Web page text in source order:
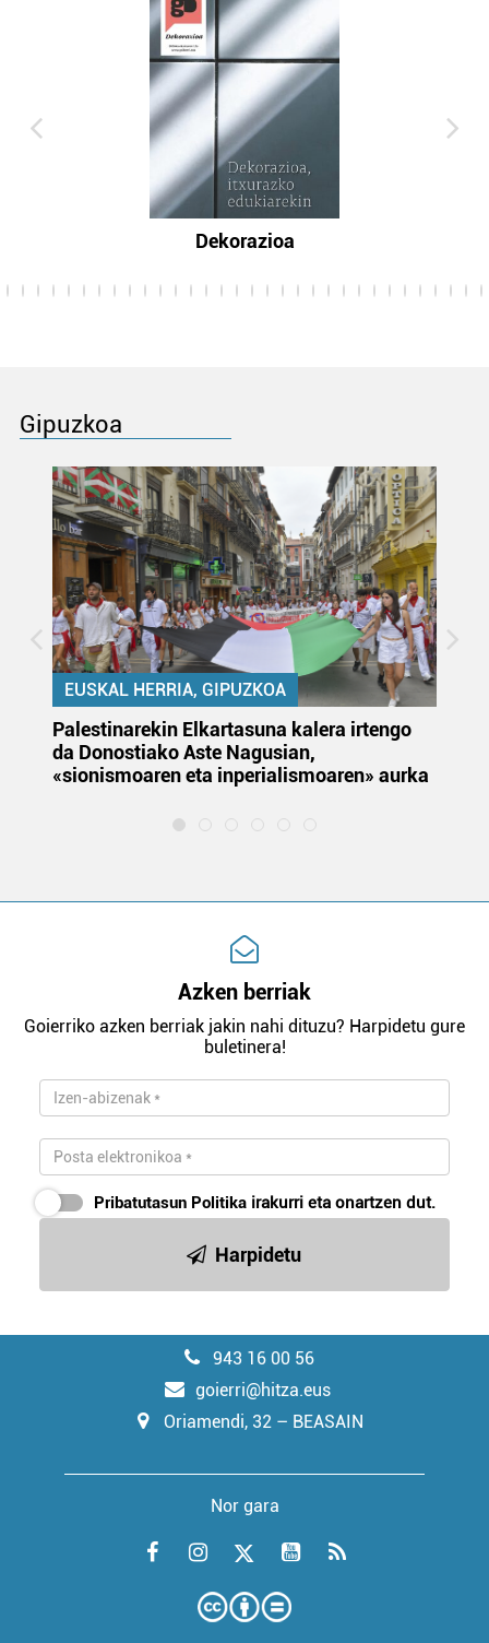
Dekorazioa
Gipuzkoa
EUSKAL HERRIA, GIPUZKOA
Palestinarekin Elkartasuna kalera irtengo
da Donostiako Aste Nagusian,
«sionismoaren eta inperialismoaren» aurka
Azken berriak
Goierriko azken berriak jakin nahi dituzu? Harpidetu gure
buletinera!
Pribatutasun Politika irakurri eta onartzen dut.
Harpidetu
943 16 00 56
goierri@hitza.eus
Oriamendi, 32 – BEASAIN
Nor gara